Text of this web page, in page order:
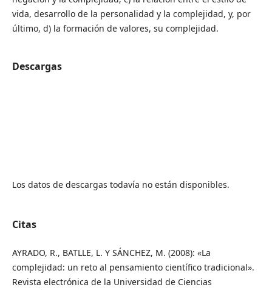
vida, desarrollo de la personalidad y la complejidad, y, por
último, d) la formación de valores, su complejidad.
Descargas
Los datos de descargas todavía no están disponibles.
Citas
AYRADO, R., BATLLE, L. Y SÁNCHEZ, M. (2008): «La
complejidad: un reto al pensamiento científico tradicional».
Revista electrónica de la Universidad de Ciencias